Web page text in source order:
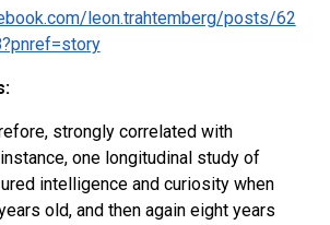
leon.trahtemberg/posts/62
strongly correlated with
one longitudinal study of
intelligence and curiosity when
old, and then again eight years